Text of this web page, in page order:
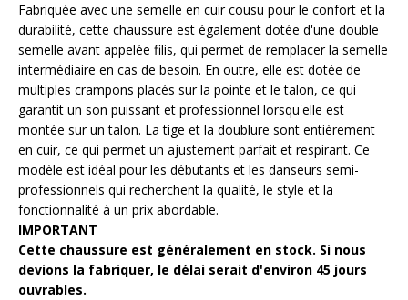
Fabriquée avec une semelle en cuir cousu pour le confort et la
durabilité, cette chaussure est également dotée d'une double
semelle avant appelée filis, qui permet de remplacer la semelle
intermédiaire en cas de besoin. En outre, elle est dotée de
multiples crampons placés sur la pointe et le talon, ce qui
garantit un son puissant et professionnel lorsqu'elle est
montée sur un talon. La tige et la doublure sont entièrement
en cuir, ce qui permet un ajustement parfait et respirant. Ce
modèle est idéal pour les débutants et les danseurs semi-
professionnels qui recherchent la qualité, le style et la
fonctionnalité à un prix abordable.
IMPORTANT
Cette chaussure est généralement en stock. Si nous
devions la fabriquer, le délai serait d'environ 45 jours
ouvrables.